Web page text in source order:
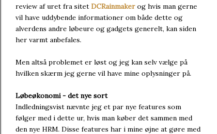
review af uret fra sitet DCRainmaker og hvis man gerne
vil have uddybende informationer om både dette og
alverdens andre løbeure og gadgets generelt, kan siden
her varmt anbefales.
Men altså problemet er løst og jeg kan selv vælge på
hvilken skærm jeg gerne vil have mine oplysninger på.
Løbeøkonomi - det nye sort
Indledningsvist nævnte jeg et par nye features som
følger med i dette ur, hvis man køber det sammen med
den nye HRM. Disse features har i mine øjne at gøre med